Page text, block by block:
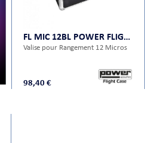
FL MIC 12BL POWER FLIGHT CASES
Valise pour Rangement 12 Micros
98,40 €